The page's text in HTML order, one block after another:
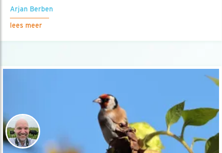
Arjan Berben
lees meer